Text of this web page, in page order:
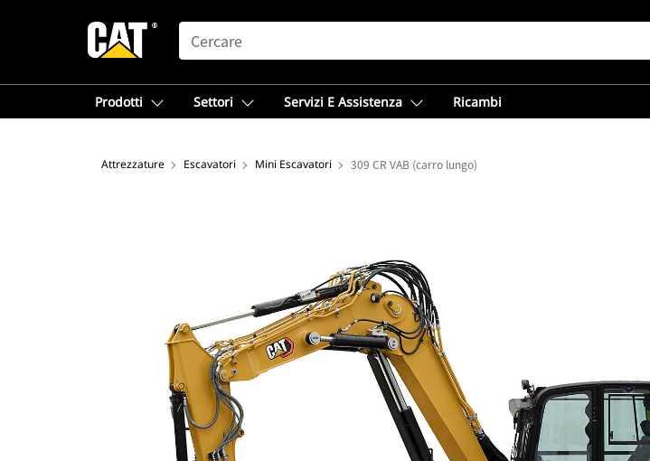
SEARCH
Prodotti Settori Servizi E Assistenza Ricambi
Attrezzature Escavatori Mini Escavatori 309 CR VAB (carro lungo)